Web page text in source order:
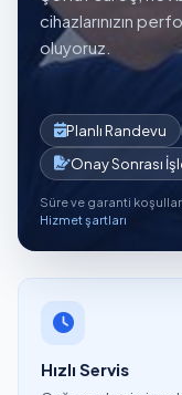
cihazlarınızın
oluyoruz.
Planlı Randevu
Onay Sonrası
Süre ve garanti
Hizmet şartları
Hızlı Servis